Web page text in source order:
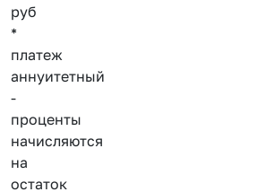
руб
*
платеж
аннуитетный
-
проценты
начисляются
на
остаток